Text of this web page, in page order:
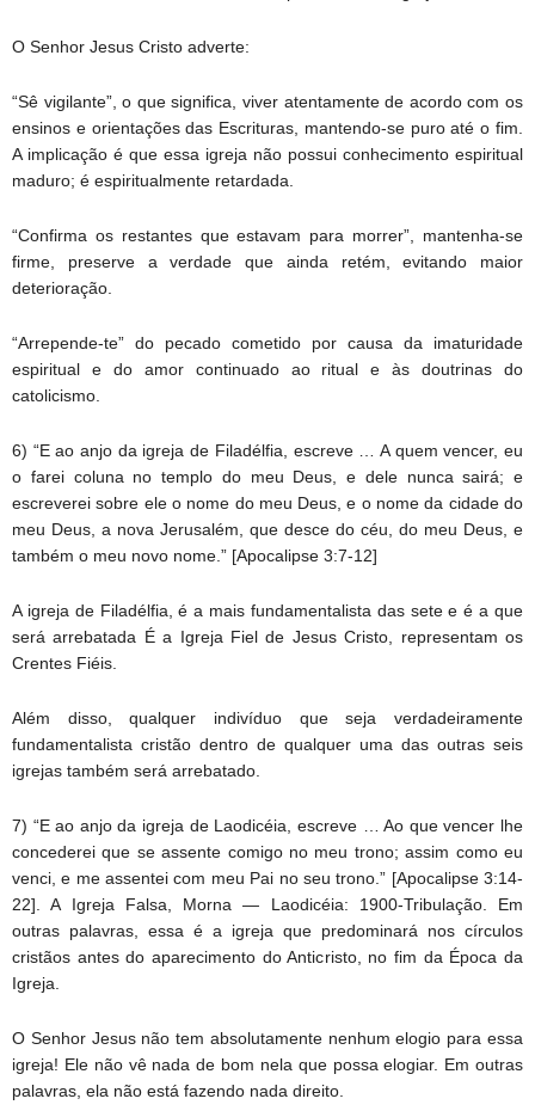
O Senhor Jesus Cristo adverte:
“Sê vigilante”, o que significa, viver atentamente de acordo com os
ensinos e orientações das Escrituras, mantendo-se puro até o fim.
A implicação é que essa igreja não possui conhecimento espiritual
maduro; é espiritualmente retardada.
“Confirma os restantes que estavam para morrer”, mantenha-se
firme, preserve a verdade que ainda retém, evitando maior
deterioração.
“Arrepende-te” do pecado cometido por causa da imaturidade
espiritual e do amor continuado ao ritual e às doutrinas do
catolicismo.
6) “E ao anjo da igreja de Filadélfia, escreve … A quem vencer, eu
o farei coluna no templo do meu Deus, e dele nunca sairá; e
escreverei sobre ele o nome do meu Deus, e o nome da cidade do
meu Deus, a nova Jerusalém, que desce do céu, do meu Deus, e
também o meu novo nome.” [Apocalipse 3:7-12]
A igreja de Filadélfia, é a mais fundamentalista das sete e é a que
será arrebatada É a Igreja Fiel de Jesus Cristo, representam os
Crentes Fiéis.
Além disso, qualquer indivíduo que seja verdadeiramente
fundamentalista cristão dentro de qualquer uma das outras seis
igrejas também será arrebatado.
7) “E ao anjo da igreja de Laodicéia, escreve … Ao que vencer lhe
concederei que se assente comigo no meu trono; assim como eu
venci, e me assentei com meu Pai no seu trono.” [Apocalipse 3:14-
22]. A Igreja Falsa, Morna — Laodicéia: 1900-Tribulação. Em
outras palavras, essa é a igreja que predominará nos círculos
cristãos antes do aparecimento do Anticristo, no fim da Época da
Igreja.
O Senhor Jesus não tem absolutamente nenhum elogio para essa
igreja! Ele não vê nada de bom nela que possa elogiar. Em outras
palavras, ela não está fazendo nada direito.